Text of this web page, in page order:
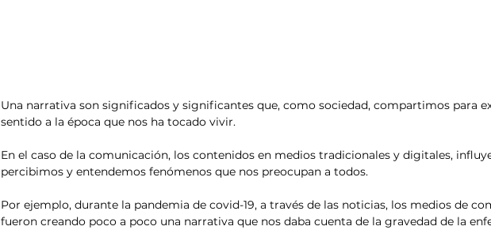
Una narrativa son significados y significantes que, como sociedad, compartimos para
sentido a la época que nos ha tocado vivir.
En el caso de la comunicación, los contenidos en medios tradicionales y digitales,
percibimos y entendemos fenómenos que nos preocupan a todos.
Por ejemplo, durante la pandemia de covid-19, a través de las noticias, los medios de
fueron creando poco a poco una narrativa que nos daba cuenta de la gravedad de la